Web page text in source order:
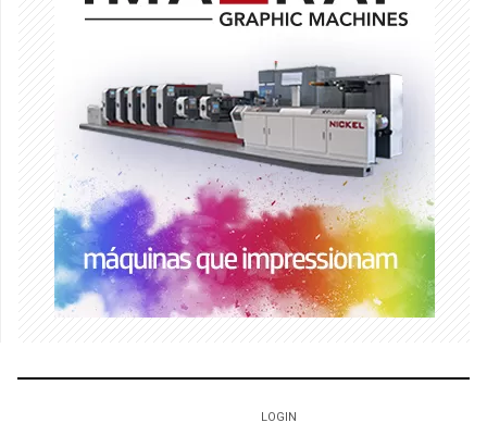
LOGIN